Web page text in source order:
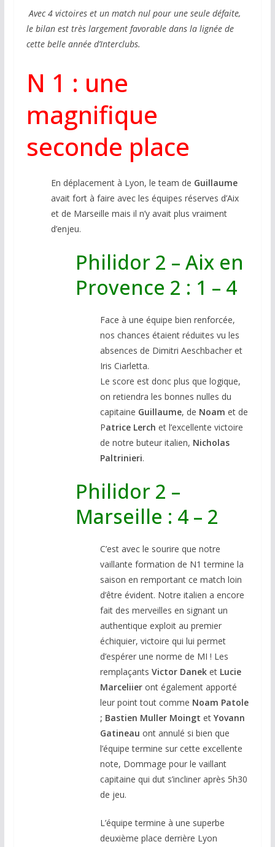
Avec 4 victoires et un match nul pour une seule défaite,
le bilan est très largement favorable dans la lignée de
cette belle année d’Interclubs.
N 1 : une
magnifique
seconde place
En déplacement à Lyon, le team de Guillaume
avait fort à faire avec les équipes réserves d’Aix
et de Marseille mais il n’y avait plus vraiment
d’enjeu.
Philidor 2 – Aix en
Provence 2 : 1 – 4
Face à une équipe bien renforcée,
nos chances étaient réduites vu les
absences de Dimitri Aeschbacher et
Iris Ciarletta.
Le score est donc plus que logique,
on retiendra les bonnes nulles du
capitaine Guillaume, de Noam et de
Patrice Lerch et l’excellente victoire
de notre buteur italien, Nicholas
Paltrinieri.
Philidor 2 –
Marseille : 4 – 2
C’est avec le sourire que notre
vaillante formation de N1 termine la
saison en remportant ce match loin
d’être évident. Notre italien a encore
fait des merveilles en signant un
authentique exploit au premier
échiquier, victoire qui lui permet
d’espérer une norme de MI ! Les
remplaçants Victor Danek etLucie
Marceliieront également apporté
leur point tout comme Noam Patole
; Bastien Muller Moingt etYovann
Gatineau ont annulé si bien que
l’équipe termine sur cette excellente
note, Dommage pour le vaillant
capitaine qui dut s’incliner après 5h30
de jeu.
L’équipe termine à une superbe
deuxième place derrière Lyon